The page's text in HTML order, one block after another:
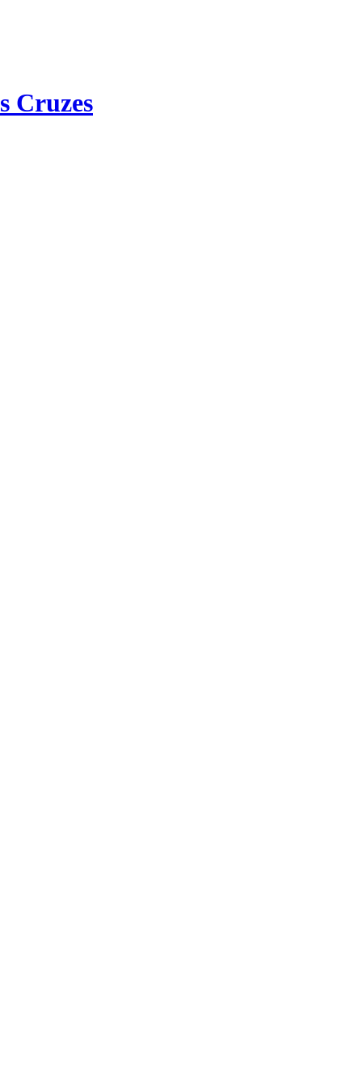
Cruzes